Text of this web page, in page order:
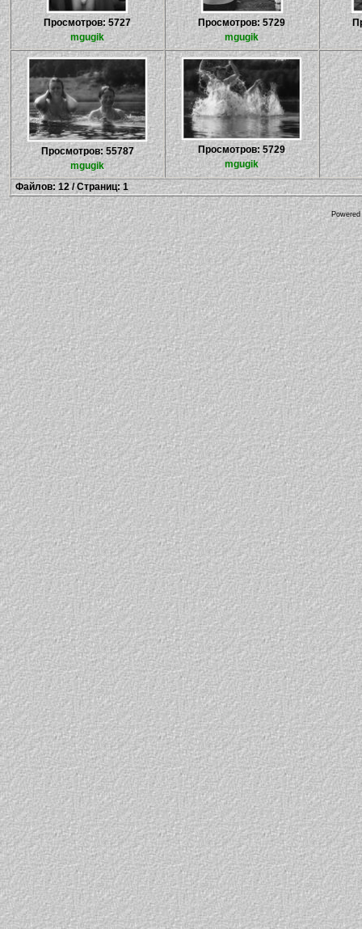
Просмотров: 5727
mgugik
Просмотров: 5729
mgugik
Просмотров: 55787
mgugik
Просмотров: 5729
mgugik
Файлов: 12 / Страниц: 1